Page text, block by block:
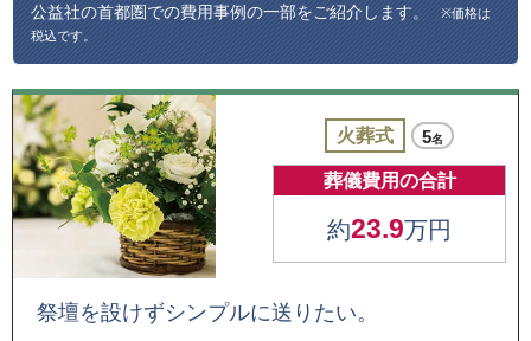
公益社の首都圏での費用事例の一部をご紹介します。
※価格は
税込です。
火葬式 5名
葬儀費用の合計
約23.9万円
祭壇を設けずシンプルに送りたい。